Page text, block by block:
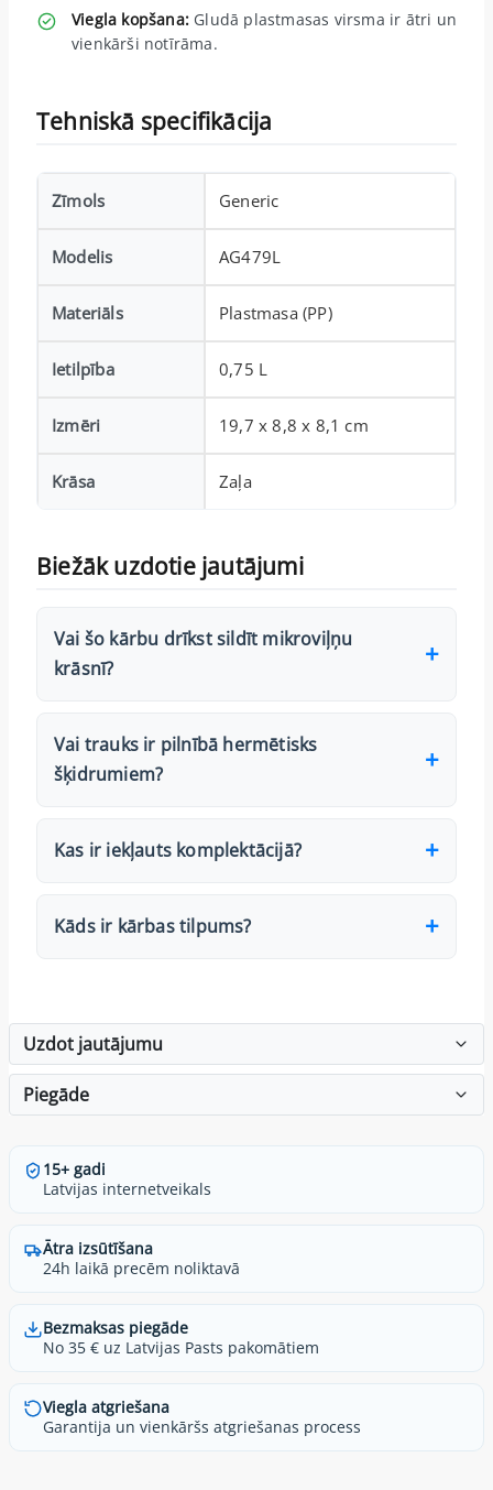
Viegla kopšana: Gludā plastmasas virsma ir ātri un
vienkārši notīrāma.
Tehniskā specifikācija
Zīmols Generic
Modelis AG479L
Materiāls Plastmasa (PP)
Ietilpība 0,75 L
Izmēri 19,7 x 8,8 x 8,1 cm
Krāsa Zaļa
Biežāk uzdotie jautājumi
Vai šo kārbu drīkst sildīt mikroviļņu
krāsnī?
Vai trauks ir pilnībā hermētisks
šķidrumiem?
Kas ir iekļauts komplektācijā?
Kāds ir kārbas tilpums?
Uzdot jautājumu
Piegāde
15+ gadi
Latvijas internetveikals
Ātra izsūtīšana
24h laikā precēm noliktavā
Bezmaksas piegāde
No 35 € uz Latvijas Pasts pakomātiem
Viegla atgriešana
Garantija un vienkāršs atgriešanas process